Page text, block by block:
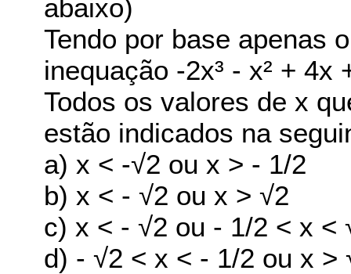
abaixo)
Tendo por base apenas
inequação -2x³ - x² + 4x
Todos os valores de x
estão indicados na
a) x < -√2 ou x > - 1/2
b) x < - √2 ou x > √2
c) x < - √2 ou - 1/2 < x <
d) - √2 < x < - 1/2 ou x >